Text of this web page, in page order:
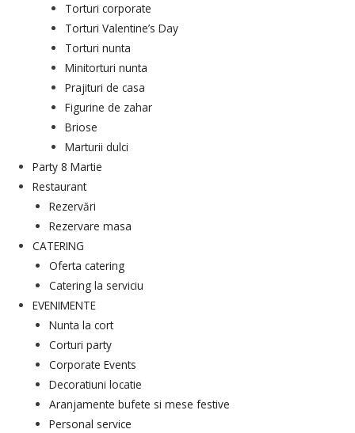
Torturi corporate
Torturi Valentine’s Day
Torturi nunta
Minitorturi nunta
Prajituri de casa
Figurine de zahar
Briose
Marturii dulci
Party 8 Martie
Restaurant
Rezervări
Rezervare masa
CATERING
Oferta catering
Catering la serviciu
EVENIMENTE
Nunta la cort
Corturi party
Corporate Events
Decoratiuni locatie
Aranjamente bufete si mese festive
Personal service